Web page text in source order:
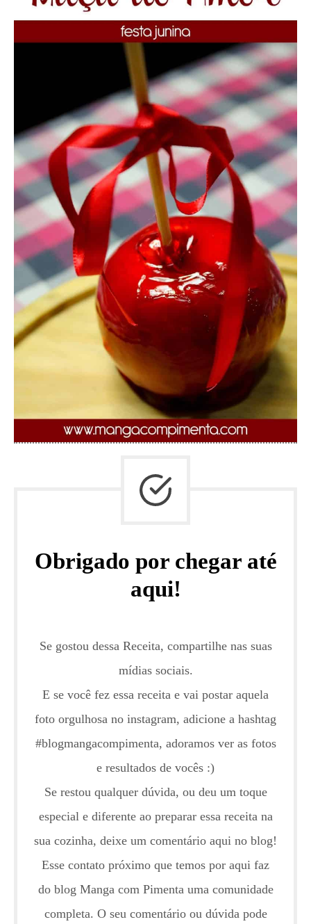
Obrigado por chegar até
aqui!
Se gostou dessa Receita, compartilhe nas suas
mídias sociais.
E se você fez essa receita e vai postar aquela
foto orgulhosa no instagram, adicione a hashtag
#blogmangacompimenta, adoramos ver as fotos
e resultados de vocês :)
Se restou qualquer dúvida, ou deu um toque
especial e diferente ao preparar essa receita na
sua cozinha, deixe um comentário aqui no blog!
Esse contato próximo que temos por aqui faz
do blog Manga com Pimenta uma comunidade
completa. O seu comentário ou dúvida pode